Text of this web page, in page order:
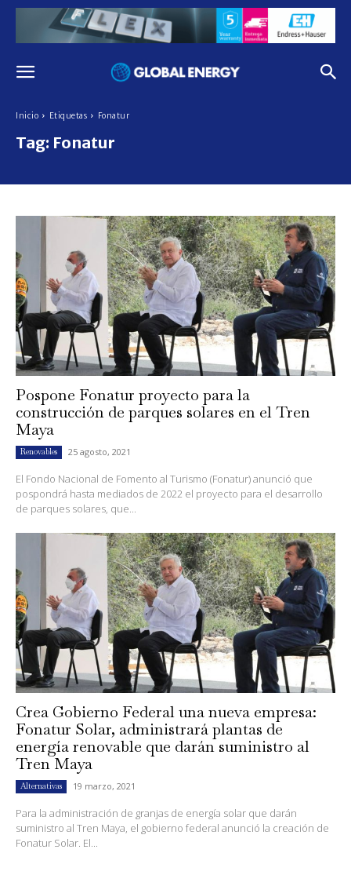
Inicio Etiquetas Fonatur
Tag: Fonatur
Pospone Fonatur proyecto para la
construcción de parques solares en el Tren
Maya
Renovables 25 agosto, 2021
El Fondo Nacional de Fomento al Turismo (Fonatur) anunció que
pospondrá hasta mediados de 2022 el proyecto para el desarrollo
de parques solares, que...
Crea Gobierno Federal una nueva empresa:
Fonatur Solar, administrará plantas de
energía renovable que darán suministro al
Tren Maya
Alternativas 19 marzo, 2021
Para la administración de granjas de energía solar que darán
suministro al Tren Maya, el gobierno federal anunció la creación de
Fonatur Solar. El...